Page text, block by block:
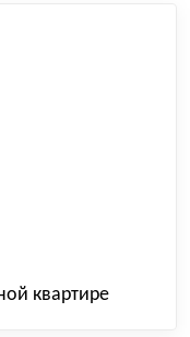
квартире